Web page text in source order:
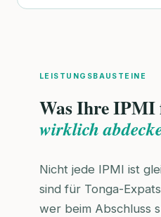
LEISTUNGSBAUSTEINE
Was Ihre IPMI
wirklich
Nicht jede IPMI ist
sind für Tonga-
wer beim Abschluss